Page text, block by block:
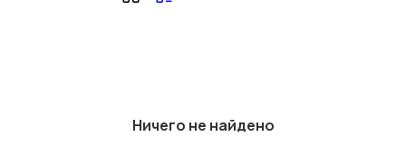
Головные уборыНичего не найдено